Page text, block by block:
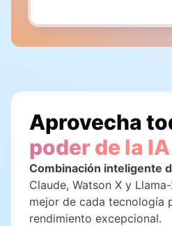
Aprovecha
poder de la IA
Combinación inteligente
Claude, Watson X y
mejor de cada tecnología
rendimiento excepcional.